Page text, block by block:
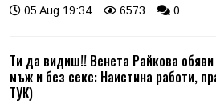
05 Aug 19:34 6573 0
Ти да видиш!! Венета Райкова
мъж и без секс: Наистина работи,
ТУК)